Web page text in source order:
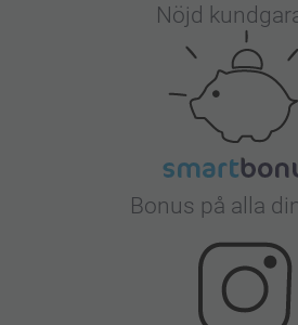
Nöjd
Bonus på alla